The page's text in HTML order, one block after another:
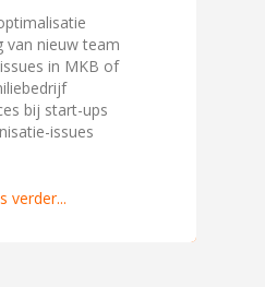
van nieuw team
in MKB of
bij start-ups
issues
verder...